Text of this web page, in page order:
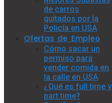
de carros
quitados por la
Policía en USA
Ofertas de Empleo
Cómo sacar un
permiso para
vender comida en
la calle en USA
¿Qué es full time y
part time?